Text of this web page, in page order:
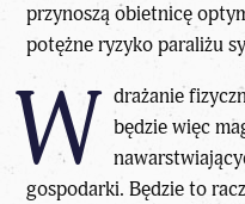
przynoszą obietnicę
potężne ryzyko paraliżu
W drażanie
będzie więc
gospodarki. Będzie to